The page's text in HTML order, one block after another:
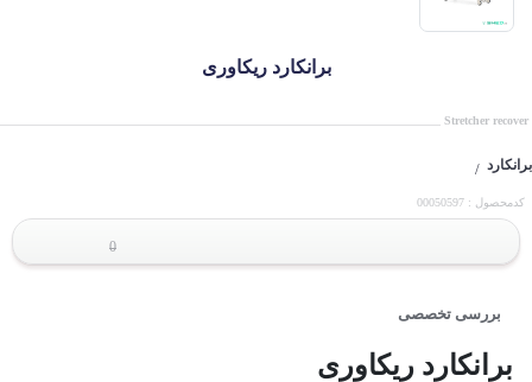
برانکارد ریکاوری
Stretcher recover
برانکارد /
کدمحصول : 00050597
0
بررسی تخصصی
برانکارد ریکاوری